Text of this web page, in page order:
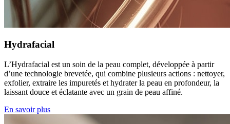
Hydrafacial
L’Hydrafacial est un soin de la peau complet, développée à partir
d’une technologie brevetée, qui combine plusieurs actions : nettoyer,
exfolier, extraire les impuretés et hydrater la peau en profondeur, la
laissant douce et éclatante avec un grain de peau affiné.
En savoir plus